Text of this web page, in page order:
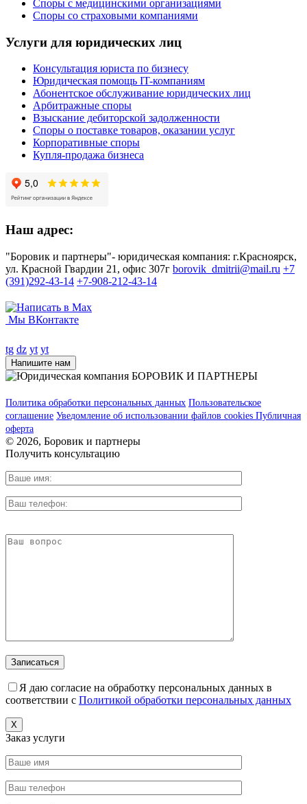
Споры с медицинскими организациями
Споры со страховыми компаниями
Услуги для юридических лиц
Консультация юриста по бизнесу
Юридическая помощь IT-компаниям
Абонентское обслуживание юридических лиц
Арбитражные споры
Взыскание дебиторской задолженности
Споры о поставке товаров, оказании услуг
Корпоративные споры
Купля-продажа бизнеса
Наш адрес:
"Боровик и партнеры"- юридическая компания: г.Красноярск,
ул. Красной Гвардии 21, офис 307г borovik_dmitrii@mail.ru +7
(391)292-43-14 +7-908-212-43-14
Мы ВКонтакте
tg dz yt yt
Напишите нам
Политика обработки персональных данных Пользовательское
соглашение Уведомление об использовании файлов cookies Публичная
оферта
© 2026, Боровик и партнеры
Получить консультацию
Я даю согласие на обработку персональных данных в
соответствии с Политикой обработки персональных данных
X
Заказ услуги